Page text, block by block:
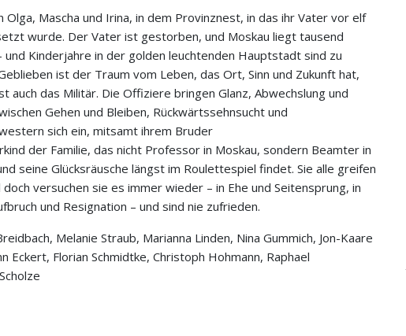
Mascha und Irina, in dem Provinznest, in das ihr Vater vor elf
wurde. Der Vater ist gestorben, und Moskau liegt tausend
Kinderjahre in der golden leuchtenden Hauptstadt sind zu
ist der Traum vom Leben, das Ort, Sinn und Zukunft hat,
auch das Militär. Die Offiziere bringen Glanz, Abwechslung und
Gehen und Bleiben, Rückwärtssehnsucht und
sich ein, mitsamt ihrem Bruder
der Familie, das nicht Professor in Moskau, sondern Beamter in
seine Glücksräusche längst im Roulettespiel findet. Sie alle greifen
versuchen sie es immer wieder – in Ehe und Seitensprung, in
und Resignation – und sind nie zufrieden.
Melanie Straub, Marianna Linden, Nina Gummich, Jon-Kaare
Eckert, Florian Schmidtke, Christoph Hohmann, Raphael